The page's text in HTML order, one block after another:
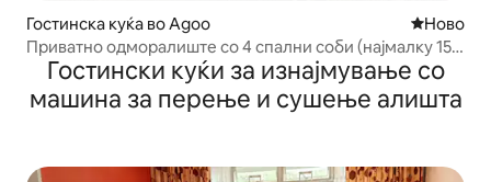
Гостинска куќа во Agoo Ново
Ново
Приватно одморалиште со 4 спални соби (најмалку 15,
најмногу 40 лица)
Гостински куќи за изнајмување со
машина за перење и сушење алишта